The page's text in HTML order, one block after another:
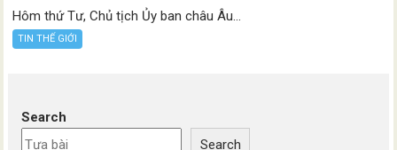
Hôm thứ Tư, Chủ tịch Ủy ban châu Âu...
TIN THẾ GIỚI
Search
Search